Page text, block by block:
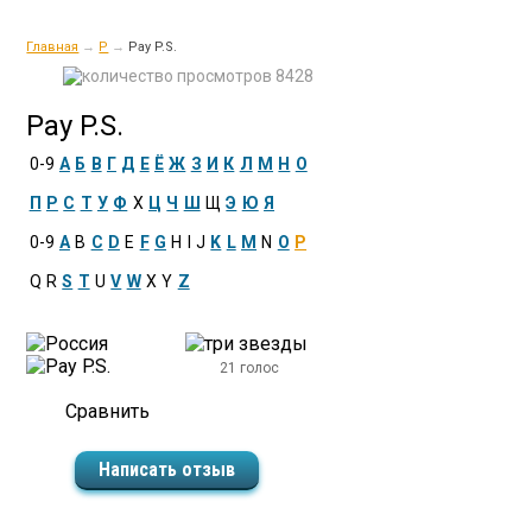
Главная → P → Pay P.S.
8428
Pay P.S.
0-9 А Б В Г Д Е Ё Ж З И К Л М Н О
П Р С Т У Ф Х Ц Ч Ш Щ Э Ю Я
0-9 A B C D E F G H J K L M N O P
Q R S T U V W X Y Z
21 голос
Написать отзыв